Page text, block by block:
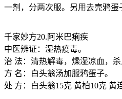
一剂，分两次服。另用去壳鸦蛋
千家妙方20.阿米巴痢疾
中医辨证：湿热疫毒。
治 法：清热解毒，燥湿凉血，杀
方 名：白头翁汤加服鸦蛋子。
处 方：白头翁15克 黄柏10克 黄